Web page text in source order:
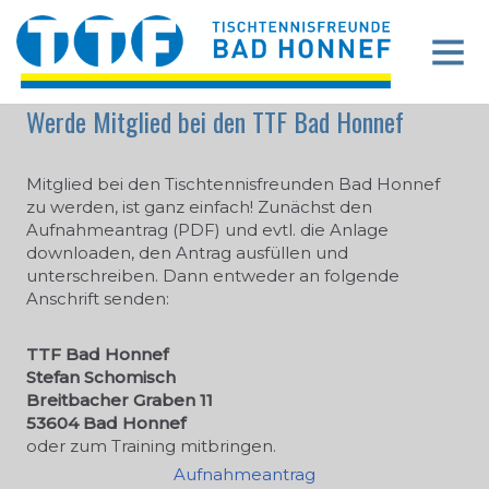
Zum
Inhalt
springen
Werde Mitglied bei den TTF Bad Honnef
Mitglied bei den Tischtennisfreunden Bad Honnef
zu werden, ist ganz einfach! Zunächst den
Aufnahmeantrag (PDF) und evtl. die Anlage
downloaden, den Antrag ausfüllen und
unterschreiben. Dann entweder an folgende
Anschrift senden:
TTF Bad Honnef
Stefan Schomisch
Breitbacher Graben 11
53604 Bad Honnef
oder zum Training mitbringen.
Aufnahmeantrag